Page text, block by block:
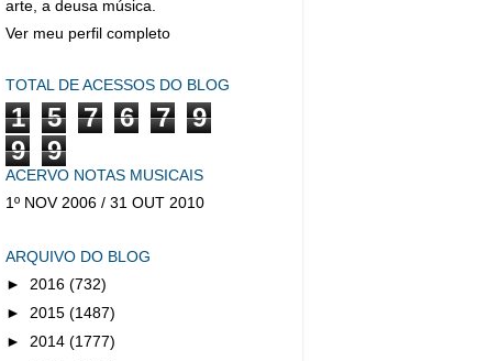
arte, a deusa música.
Ver meu perfil completo
TOTAL DE ACESSOS DO BLOG
1 5 7 6 7
9
9
9
ACERVO NOTAS MUSICAIS
1º NOV 2006 / 31 OUT 2010
ARQUIVO DO BLOG
► 2016 (732)
► 2015 (1487)
► 2014 (1777)